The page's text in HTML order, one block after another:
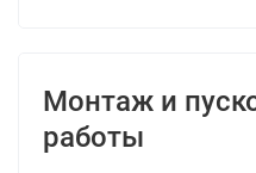
Монтаж и
работы